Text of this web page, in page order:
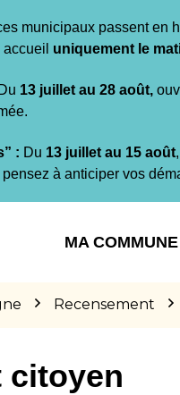
municipaux passent en
accueil uniquement le
Du 13 juillet au 28 août,
: Du 13 juillet au 15 août
à anticiper vos
MA COMMUNE
Recensement
citoyen